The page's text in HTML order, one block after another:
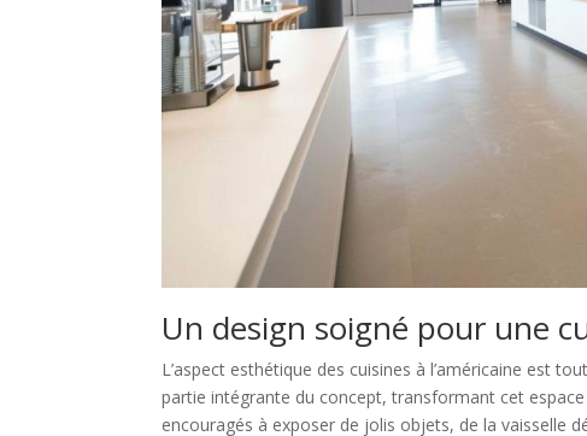
Un design soigné pour une
L’aspect esthétique des cuisines à l’américaine est
partie intégrante du concept, transformant cet
encouragés à exposer de jolis objets, de la vaisselle